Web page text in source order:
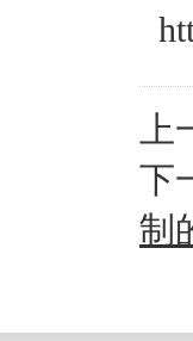
上
下
制